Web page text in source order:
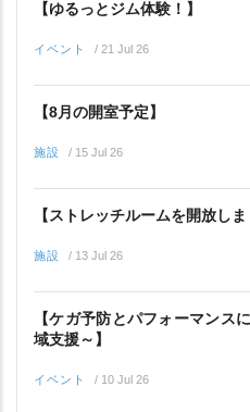
【ゆるっとジム体験！】
イベント / 21 Jul 26
【8月の開室予定】
施設 / 15 Jul 26
【ストレッチルームを開放しま
施設 / 13 Jul 26
【ケガ予防とパフォーマンス
域支援～】
イベント / 10 Jul 26